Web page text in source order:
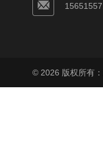
© 2026 版权所有